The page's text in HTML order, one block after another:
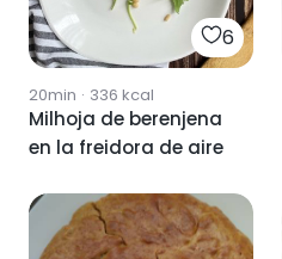
6
20min · 336 kcal
Milhoja de berenjena
en la freidora de aire